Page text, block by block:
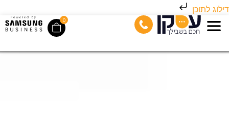
דילוג לתוכן
0